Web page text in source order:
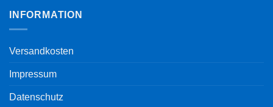
INFORMATION
Versandkosten
Impressum
Datenschutz